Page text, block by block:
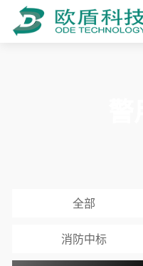
全部
消防中标